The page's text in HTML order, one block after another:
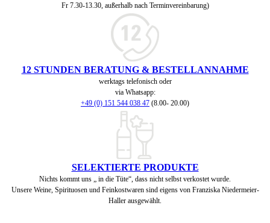
Fr 7.30-13.30, außerhalb nach Terminvereinbarung)
12 STUNDEN BERATUNG & BESTELLANNAHME
werktags telefonisch oder
via Whatsapp:
+49 (0) 151 544 038 47 (8.00- 20.00)
SELEKTIERTE PRODUKTE
Nichts kommt uns „ in die Tüte“, dass nicht selbst verkostet wurde.
Unsere Weine, Spirituosen und Feinkostwaren sind eigens von Franziska Niedermeier-
Haller ausgewählt.